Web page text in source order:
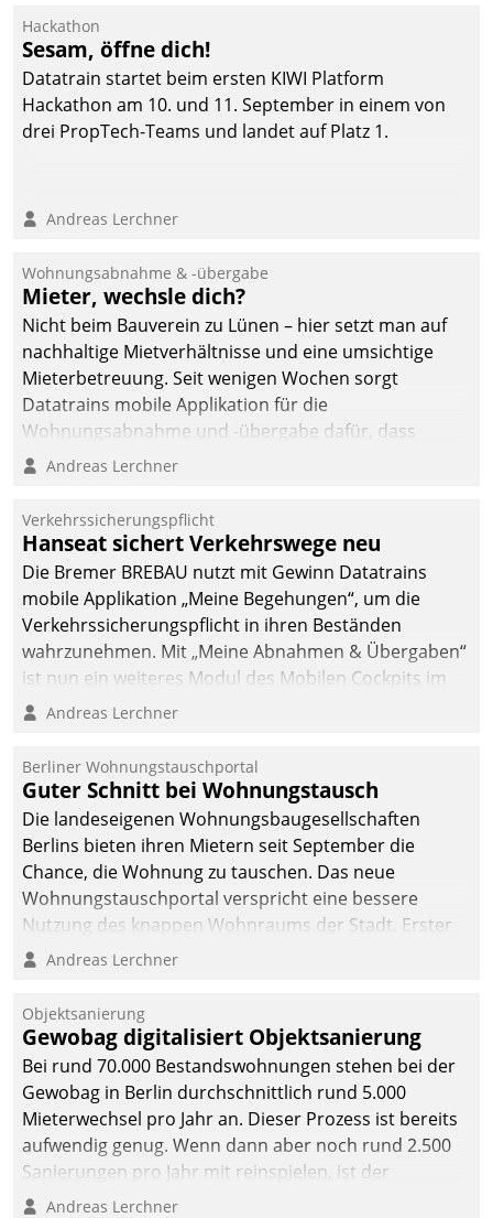
Ressort Kapitalanlage für
künftige Aufgaben und
Herausforderungen
gerüstet.
Hackathon
Sesam, öffne dich!
Datatrain startet beim ersten KIWI Platform
Hackathon am 10. und 11. September in einem von
drei PropTech-Teams und landet auf Platz 1.
Andreas Lerchner
Wohnungsabnahme & -übergabe
Mieter, wechsle dich?
Nicht beim Bauverein zu Lünen – hier setzt man auf
nachhaltige Mietverhältnisse und eine umsichtige
Mieterbetreuung. Seit wenigen Wochen sorgt
Datatrains mobile Applikation für die
Wohnungsabnahme und -übergabe dafür, dass
Mieter wohlgeordnet kommen und, so es sein muss,
Andreas Lerchner
Verkehrssicherungspflicht
Hanseat sichert Verkehrswege neu
Die Bremer BREBAU nutzt mit Gewinn Datatrains
mobile Applikation „Meine Begehungen“, um die
Verkehrssicherungspflicht in ihren Beständen
wahrzunehmen. Mit „Meine Abnahmen & Übergaben“
ist nun ein weiteres Modul des Mobilen Cockpits im
Einsatz.
Andreas Lerchner
Berliner Wohnungstauschportal
Guter Schnitt bei Wohnungstausch
Die landeseigenen Wohnungsbaugesellschaften
Berlins bieten ihren Mietern seit September die
Chance, die Wohnung zu tauschen. Das neue
Wohnungstauschportal verspricht eine bessere
Nutzung des knappen Wohnraums der Stadt. Erster
Anwendungsfall für Datatrains Lösung API-Hub mit
Unternehmen.
Andreas Lerchner
Objektsanierung
Gewobag digitalisiert Objektsanierung
Bei rund 70.000 Bestandswohnungen stehen bei der
Gewobag in Berlin durchschnittlich rund 5.000
Mieterwechsel pro Jahr an. Dieser Prozess ist bereits
aufwendig genug. Wenn dann aber noch rund 2.500
Sanierungen pro Jahr mit reinspielen, ist der
Betreuungs- und Organisationsaufwand immens. Im
Andreas Lerchner